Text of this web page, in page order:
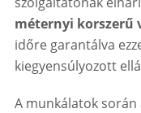
méternyi korszerű
időre garantálva
kiegyensúlyozott
A munkálatok során